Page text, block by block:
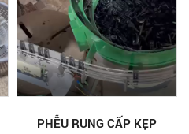
PHỄU RUNG CẤP KẸP